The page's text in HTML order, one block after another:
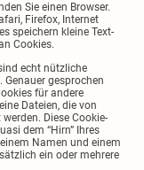
Sie einen Browser.
Firefox, Internet
speichern kleine Text-
Cookies.
echt nützliche
Genauer gesprochen
für andere
Dateien, die von
Diese Cookie-
dem “Hirn” Ihres
Namen und einem
ein oder mehrere